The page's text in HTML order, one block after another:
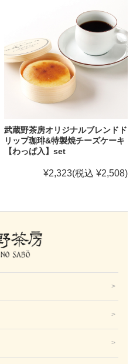
武蔵野茶房オリジナルブレンドド
リップ珈琲&特製焼チーズケーキ
【わっぱ入】set
¥2,323(税込 ¥2,508)